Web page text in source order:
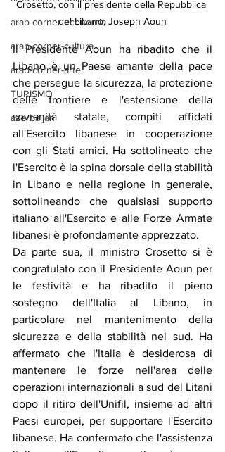
arab-corner-economia
arab-corner-cultura
arab-corner-arte
TURISMO
azerbaijan
Crosetto, con il presidente della Repubblica
del Libano, Joseph Aoun
Il Presidente Aoun ha ribadito che il
Libano è un Paese amante della pace
che persegue la sicurezza, la protezione
delle frontiere e l'estensione della
sovranità statale, compiti affidati
all'Esercito libanese in cooperazione
con gli Stati amici. Ha sottolineato che
l'Esercito è la spina dorsale della stabilità
in Libano e nella regione in generale,
sottolineando che qualsiasi supporto
italiano all'Esercito e alle Forze Armate
libanesi è profondamente apprezzato.
Da parte sua, il ministro Crosetto si è
congratulato con il Presidente Aoun per
le festività e ha ribadito il pieno
sostegno dell'Italia al Libano, in
particolare nel mantenimento della
sicurezza e della stabilità nel sud. Ha
affermato che l'Italia è desiderosa di
mantenere le forze nell'area delle
operazioni internazionali a sud del Litani
dopo il ritiro dell'Unifil, insieme ad altri
Paesi europei, per supportare l'Esercito
libanese. Ha confermato che l'assistenza